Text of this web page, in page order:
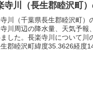
寺川（長生郡睦沢町
川（千葉県長生郡睦沢町）
川周辺の降水量、天気予報
した。長楽寺川について
郡睦沢町緯度35.3626経度